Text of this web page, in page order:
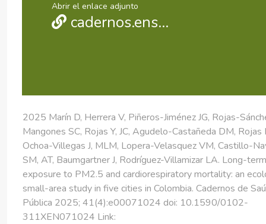
Abrir el enlace adjunto
cadernos.ensp.fiocruz.br/ojs/index.php/csp/article/view/9748
2025 Marín D, Herrera V, Piñeros-Jiménez JG, Rojas-
Mangones SC, Rojas Y, JC, Agudelo-Castañeda DM, Rojas
Ochoa-Villegas J, MLM, Lopera-Velasquez VM, Castillo-
SM, AT, Baumgartner J, Rodríguez-Villamizar LA. Long-term
exposure to PM2.5 and cardiorespiratory mortality: an
small-area study in five cities in Colombia. Cadernos de
Pública 2025; 41(4):e00071024 doi: 10.1590/0102-
311XEN071024 Link: